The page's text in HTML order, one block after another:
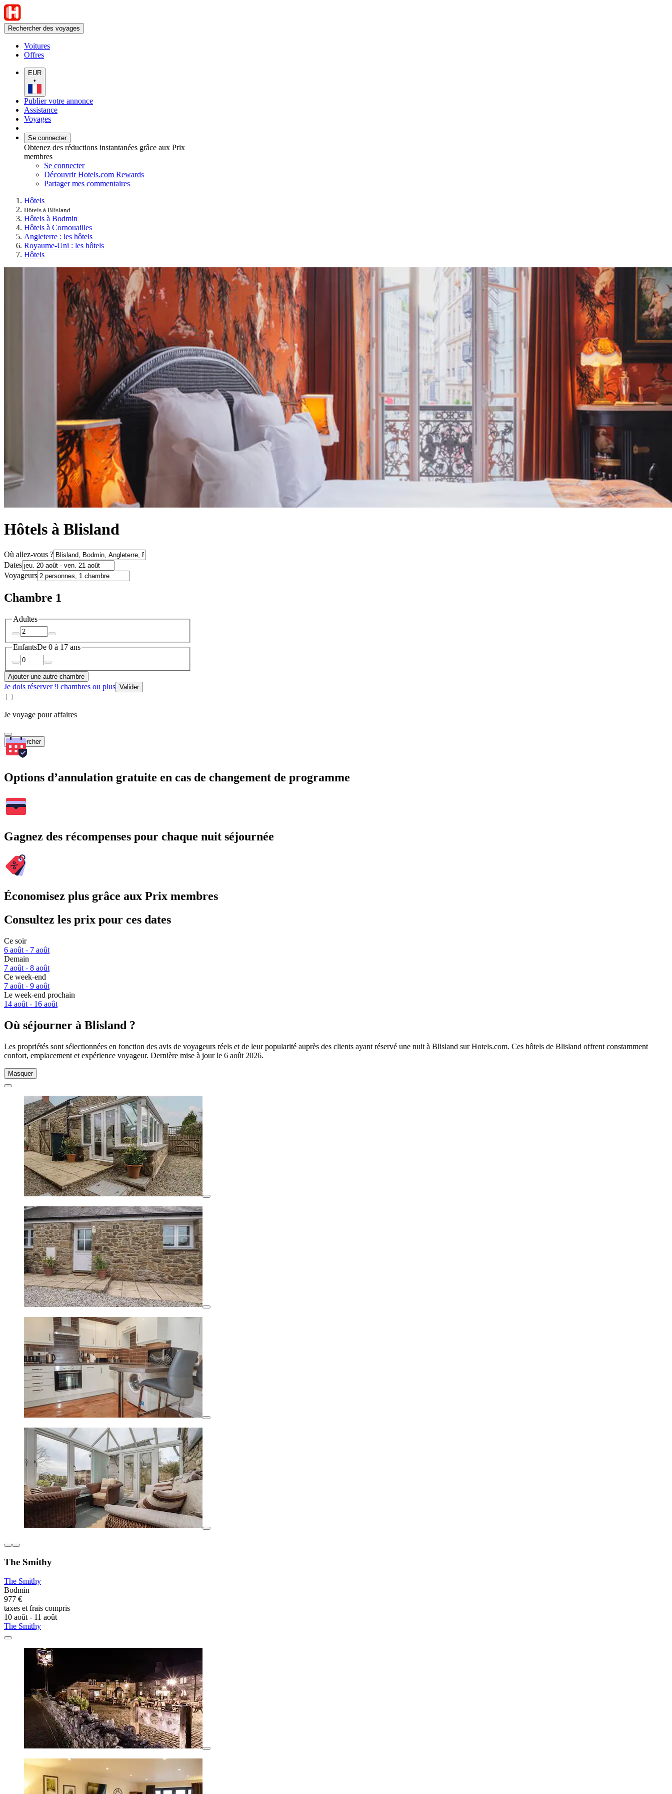
Rechercher des voyages
Voitures
Offres
EUR
•
Publier votre annonce
Assistance
Voyages
Se connecter
Obtenez des réductions instantanées grâce aux Prix
membres
Se connecter
Découvrir Hotels.com Rewards
Partager mes commentaires
Hôtels
Hôtels à Blisland
Hôtels à Bodmin
Hôtels à Cornouailles
Angleterre : les hôtels
Royaume-Uni : les hôtels
Hôtels
Hôtels à Blisland
Où allez-vous ?
Dates
Voyageurs
Chambre 1
Adultes
EnfantsDe 0 à 17 ans
Ajouter une autre chambre
Je dois réserver 9 chambres ou plus Valider
Je voyage pour affaires
Rechercher
Options d’annulation gratuite en cas de changement de programme
Gagnez des récompenses pour chaque nuit séjournée
Économisez plus grâce aux Prix membres
Consultez les prix pour ces dates
Ce soir
6 août - 7 août
Demain
7 août - 8 août
Ce week-end
7 août - 9 août
Le week-end prochain
14 août - 16 août
Où séjourner à Blisland ?
Les propriétés sont sélectionnées en fonction des avis de voyageurs réels et de leur popularité auprès des clients ayant réservé une nuit à Blisland sur Hotels.com. Ces hôtels de Blisland offrent constamment
confort, emplacement et expérience voyageur. Dernière mise à jour le 6 août 2026.
Masquer
The Smithy
The Smithy
Bodmin
977 €
taxes et frais compris
10 août - 11 août
The Smithy